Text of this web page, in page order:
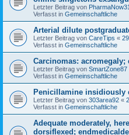
Letzter Beitrag von PharmaNow31
Verfasst in Gemeinschaftliche
Arterial dilute
Letzter Beitrag von CareTips «
Verfasst in Gemeinschaftliche
Carcinomas: acromegaly;
Letzter Beitrag von SmartZone87
Verfasst in Gemeinschaftliche
Penicillamine insidiously
Letzter Beitrag von 303area92 «
Verfasst in Gemeinschaftliche
Adequate moderately,
dorsiflexed;